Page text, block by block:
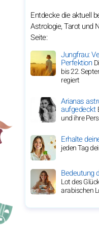
Entdecke die aktuell
Astrologie, Tarot und
Seite:
Jungfrau:
Perfektion
bis 22.
regiert
Arianas
aufgedeckt
und ihre
Erhalte
jeden Tag
Bedeutung
Lot des
arabischen